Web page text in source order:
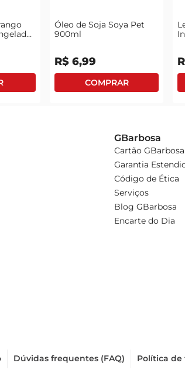
Óleo de Soja Soya Pet
900ml
R$ 6,99
GBarbosa
Cartão GBarbosa
Garantia
Código de Ética
Serviços
Blog GBarbosa
Encarte do Dia
Dúvidas frequentes (FAQ) Política de